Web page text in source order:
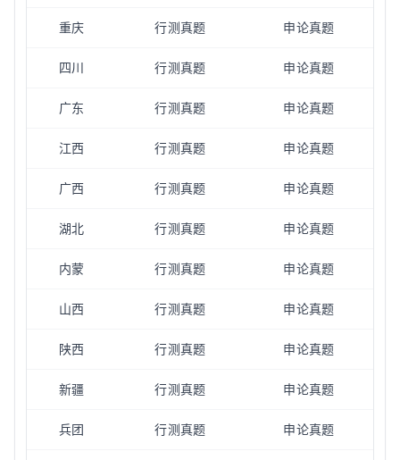
重庆 行测真题 申论真题
四川 行测真题 申论真题
广东 行测真题 申论真题
江西 行测真题 申论真题
广西 行测真题 申论真题
湖北 行测真题 申论真题
内蒙 行测真题 申论真题
山西 行测真题 申论真题
陕西 行测真题 申论真题
新疆 行测真题 申论真题
兵团 行测真题 申论真题